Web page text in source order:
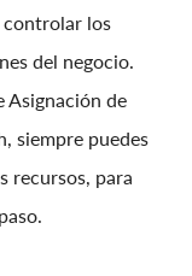
controlar los
del negocio.
Asignación de
siempre puedes
recursos, para